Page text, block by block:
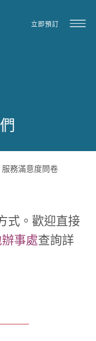
立即預訂
1
1 0
服務滿意度問卷
式。歡迎直接
事處查詢詳